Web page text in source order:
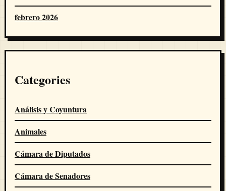
febrero 2026
Categories
Análisis y Coyuntura
Animales
Cámara de Diputados
Cámara de Senadores